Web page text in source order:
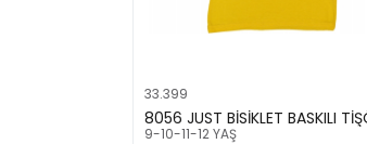
33.399
8056 JUST BİSİKLET BASKILI
9-10-11-12 YAŞ